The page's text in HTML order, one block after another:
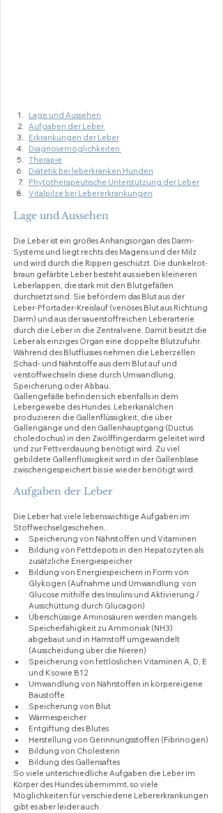
Lage und Aussehen
Aufgaben der Leber
Erkrankungen der Leber
Diagnosemöglichkeiten
Therapie
Diätetik bei leberkranken Hunden
Phytotherapeutische Unterstützung der Leber
Vitalpilze bei Lebererkrankungen
Lage und Aussehen
Die Leber ist ein großes Anhangsorgan des Darm-
Systems und liegt rechts des Magens und der Milz
und wird durch die Rippen geschützt. Die dunkelrot-
braun gefärbte Leber besteht aus sieben kleineren
Leberlappen, die stark mit den Blutgefäßen
durchsetzt sind. Sie befördern das Blut aus der
Leber-Pfortader-Kreislauf (venöses Blut aus Richtung
Darm) und aus der sauerstoffreichen Leberarterie
durch die Leber in die Zentralvene. Damit besitzt die
Leber als einziges Organ eine doppelte Blutzufuhr.
Während des Blutflusses nehmen die Leberzellen
Schad- und Nährstoffe aus dem Blut auf und
verstoffwechseln diese durch Umwandlung,
Speicherung oder Abbau.
Gallengefäße befinden sich ebenfalls in dem
Lebergewebe des Hundes. Leberkanälchen
produzieren die Gallenflüssigkeit, die über
Gallengänge und den Gallenhauptgang (Ductus
choledochus) in den Zwölffingerdarm geleitet wird
und zur Fettverdauung benötigt wird. Zu viel
gebildete Gallenflüssigkeit wird in der Gallenblase
zwischengespeichert bis sie wieder benötigt wird.
Aufgaben der Leber
Die Leber hat viele lebenswichtige Aufgaben im
Stoffwechselgeschehen.
Speicherung von Nährstoffen und Vitaminen
Bildung von Fettdepots in den Hepatozyten als
zusätzliche Energiespeicher
Bildung von Energiespeichern in Form von
Glykogen (Aufnahme und Umwandlung  von
Glucose mithilfe des Insulins und Aktivierung /
Ausschüttung durch Glucagon)
Überschüssige Aminosäuren werden mangels
Speicherfähigkeit zu Ammoniak (NH3)
abgebaut und in Harnstoff umgewandelt
(Ausscheidung über die Nieren)
Speicherung von fettlöslichen Vitaminen A, D, E
und K sowie B12
Umwandlung von Nährstoffen in körpereigene
Baustoffe
Speicherung von Blut
Wärmespeicher
Entgiftung des Blutes
Herstellung von Gerinnungsstoffen (Fibrinogen)
Bildung von Cholesterin
Bildung des Gallensaftes
So viele unterschiedliche Aufgaben die Leber im
Körper des Hundes übernimmt, so viele
Möglichkeiten für verschiedene Lebererkrankungen
gibt es aber leider auch.